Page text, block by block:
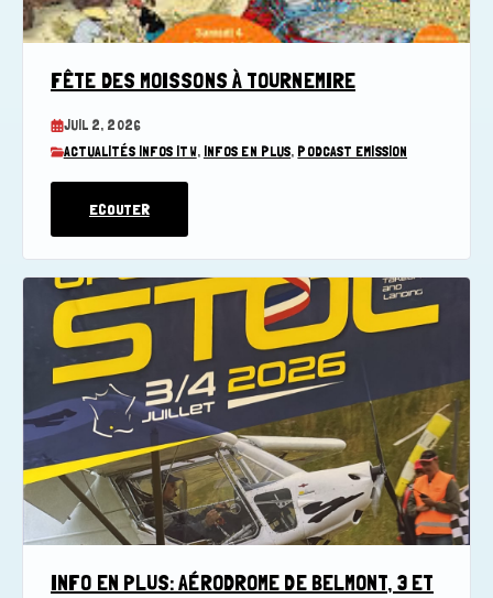
FÊTE DES MOISSONS À TOURNEMIRE
JUIL 2, 2026
ACTUALITÉS INFOS ITW, INFOS EN PLUS, PODCAST EMISSION
ECOUTER
INFO EN PLUS: AÉRODROME DE BELMONT, 3 ET